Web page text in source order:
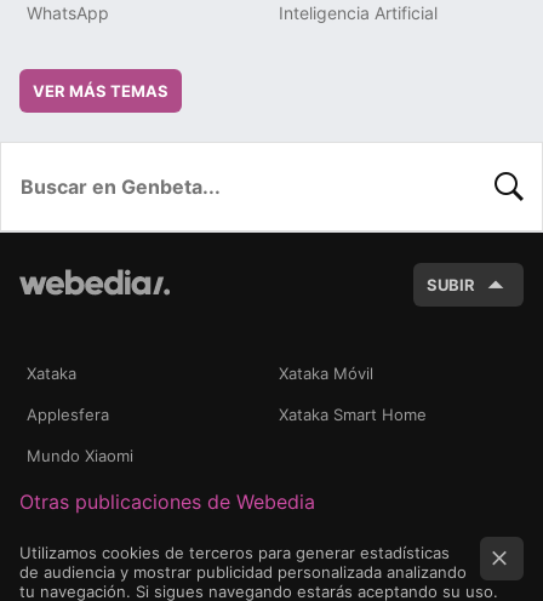
WhatsApp Inteligencia Artificial
VER MÁS TEMAS
SUBIR
Xataka Xataka Móvil
Applesfera Xataka Smart Home
Mundo Xiaomi
Otras publicaciones de Webedia
Utilizamos cookies de terceros para generar estadísticas
de audiencia y mostrar publicidad personalizada analizando
tu navegación. Si sigues navegando estarás aceptando su uso.